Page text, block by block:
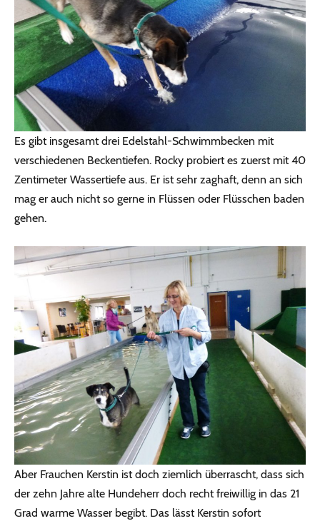
Es gibt insgesamt drei Edelstahl-Schwimmbecken mit
verschiedenen Beckentiefen. Rocky probiert es zuerst mit 40
Zentimeter Wassertiefe aus. Er ist sehr zaghaft, denn an sich
mag er auch nicht so gerne in Flüssen oder Flüsschen baden
gehen.
Aber Frauchen Kerstin ist doch ziemlich überrascht, dass sich
der zehn Jahre alte Hundeherr doch recht freiwillig in das 21
Grad warme Wasser begibt. Das lässt Kerstin sofort